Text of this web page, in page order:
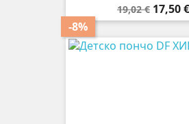
Редовна
цена
19,02 €
-8%
Цена
17,50 €